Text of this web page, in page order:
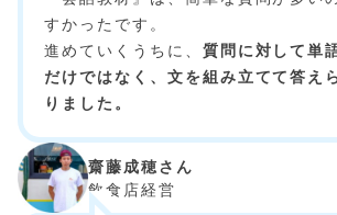
すかったです。
進めていくうちに、 質問に対して単
だけではなく、文を組み立てて答え
りました。
齋藤成穂さん
飲食店経営